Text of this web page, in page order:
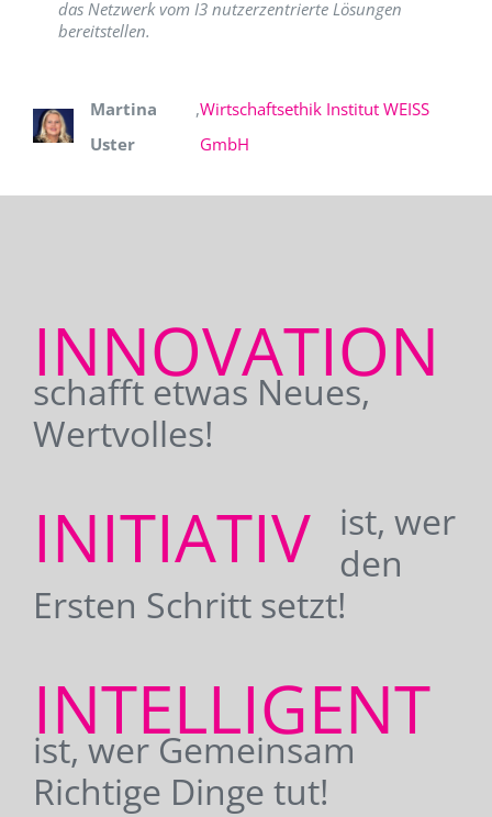
das Netzwerk vom I3 nutzerzentrierte Lösungen
bereitstellen.
Martina
Uster
,Wirtschaftsethik Institut WEISS
GmbH
INNOVATION
schafft etwas Neues,
Wertvolles!
INITIATIV
ist, wer
den
Ersten Schritt setzt!
INTELLIGENT
ist, wer Gemeinsam
Richtige Dinge tut!